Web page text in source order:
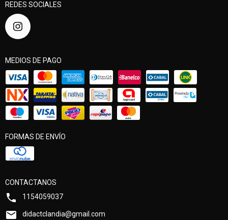
REDES SOCIALES
MEDIOS DE PAGO
FORMAS DE ENVÍO
CONTACTANOS
1154059037
didactclandia@gmail.com